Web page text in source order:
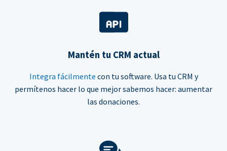
Mantén tu CRM actual
Integra fácilmente con tu software. Usa tu CRM y
permítenos hacer lo que mejor sabemos hacer: aumentar
las donaciones.